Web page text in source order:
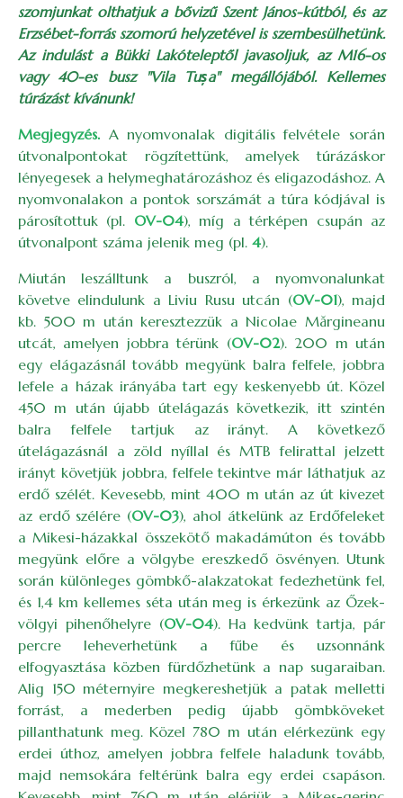
szomjunkat olthatjuk a bővizű Szent János-kútból, és az
Erzsébet-forrás szomorú helyzetével is szembesülhetünk.
Az indulást a Bükki Lakóteleptől javasoljuk, az M16-os
vagy 40-es busz "Vila Tușa" megállójából. Kellemes
túrázást kívánunk!
Megjegyzés. A nyomvonalak digitális felvétele során
útvonalpontokat rögzítettünk, amelyek túrázáskor
lényegesek a helymeghatározáshoz és eligazodáshoz. A
nyomvonalakon a pontok sorszámát a túra kódjával is
párosítottuk (pl. OV-04), míg a térképen csupán az
útvonalpont száma jelenik meg (pl. 4).
Miután leszálltunk a buszról, a nyomvonalunkat
követve elindulunk a Liviu Rusu utcán (OV-01), majd
kb. 500 m után keresztezzük a Nicolae Mărgineanu
utcát, amelyen jobbra térünk (OV-02). 200 m után
egy elágazásnál tovább megyünk balra felfele, jobbra
lefele a házak irányába tart egy keskenyebb út. Közel
450 m után újabb útelágazás következik, itt szintén
balra felfele tartjuk az irányt. A következő
útelágazásnál a zöld nyíllal és MTB felirattal jelzett
irányt követjük jobbra, felfele tekintve már láthatjuk az
erdő szélét. Kevesebb, mint 400 m után az út kivezet
az erdő szélére (OV-03), ahol átkelünk az Erdőfeleket
a Mikesi-házakkal összekötő makadámúton és tovább
megyünk előre a völgybe ereszkedő ösvényen. Utunk
során különleges gömbkő-alakzatokat fedezhetünk fel,
és 1,4 km kellemes séta után meg is érkezünk az Őzek-
völgyi pihenőhelyre (OV-04). Ha kedvünk tartja, pár
percre leheverhetünk a fűbe és uzsonnánk
elfogyasztása közben fürdőzhetünk a nap sugaraiban.
Alig 150 méternyire megkereshetjük a patak melletti
forrást, a mederben pedig újabb gömbköveket
pillanthatunk meg. Közel 780 m után elérkezünk egy
erdei úthoz, amelyen jobbra felfele haladunk tovább,
majd nemsokára feltérünk balra egy erdei csapáson.